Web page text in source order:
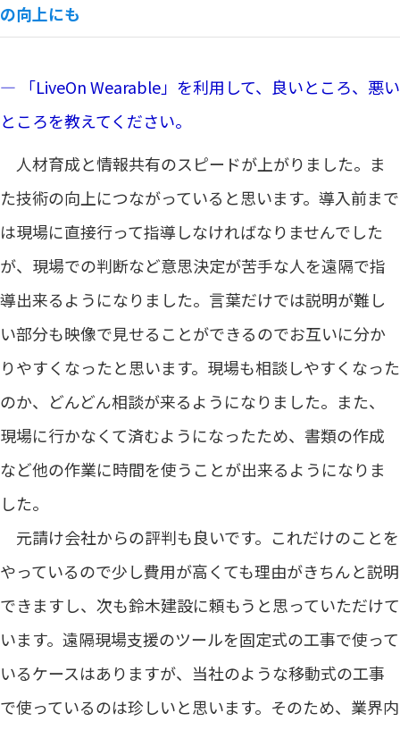
の向上にも
― 「LiveOn Wearable」を利用して、良いところ、悪い
ところを教えてください。
人材育成と情報共有のスピードが上がりました。ま
た技術の向上につながっていると思います。導入前まで
は現場に直接行って指導しなければなりませんでした
が、現場での判断など意思決定が苦手な人を遠隔で指
導出来るようになりました。言葉だけでは説明が難し
い部分も映像で見せることができるのでお互いに分か
りやすくなったと思います。現場も相談しやすくなった
のか、どんどん相談が来るようになりました。また、
現場に行かなくて済むようになったため、書類の作成
など他の作業に時間を使うことが出来るようになりま
した。
元請け会社からの評判も良いです。これだけのことを
やっているので少し費用が高くても理由がきちんと説明
できますし、次も鈴木建設に頼もうと思っていただけて
います。遠隔現場支援のツールを固定式の工事で使って
いるケースはありますが、当社のような移動式の工事
で使っているのは珍しいと思います。そのため、業界内